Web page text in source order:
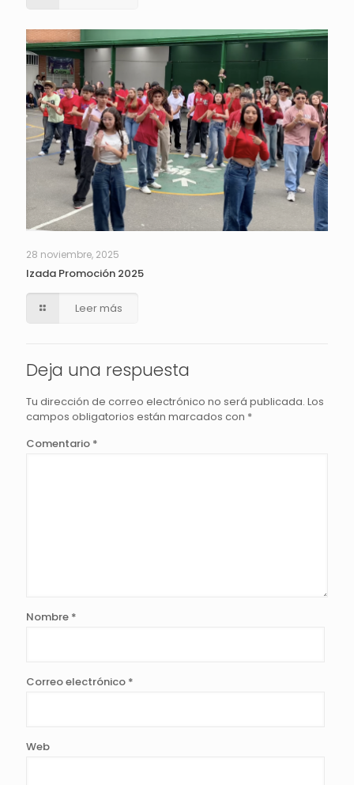
28 noviembre, 2025
Izada Promoción 2025
Leer más
Deja una respuesta
Tu dirección de correo electrónico no será publicada. Los
campos obligatorios están marcados con *
Comentario *
Nombre *
Correo electrónico *
Web